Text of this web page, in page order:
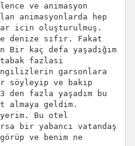
ve animasyon
animasyonlarda hep
icin oluşturulmuş.
denize sıfır. Fakat
Bir kaç defa yaşadığım
fazlasi
garsonlara
söyleyip ve bakıp
fazla yaşadım bu
almaya geldim.
Bu otel
bir yabancı vatandaş
ve benim ne